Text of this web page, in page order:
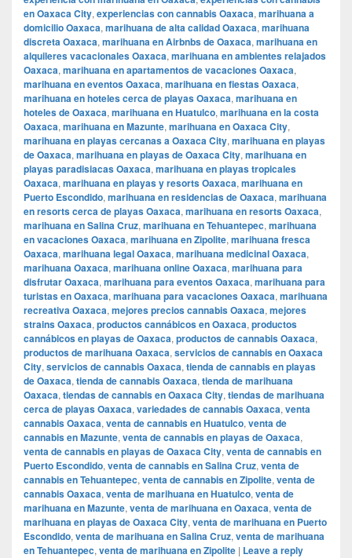
en Oaxaca City, experiencias con cannabis Oaxaca, marihuana a
domicilio Oaxaca, marihuana de alta calidad Oaxaca, marihuana
discreta Oaxaca, marihuana en Airbnbs de Oaxaca, marihuana en
alquileres vacacionales Oaxaca, marihuana en ambientes relajados
Oaxaca, marihuana en apartamentos de vacaciones Oaxaca,
marihuana en eventos Oaxaca, marihuana en fiestas Oaxaca,
marihuana en hoteles cerca de playas Oaxaca, marihuana en
hoteles de Oaxaca, marihuana en Huatulco, marihuana en la costa
Oaxaca, marihuana en Mazunte, marihuana en Oaxaca City,
marihuana en playas cercanas a Oaxaca City, marihuana en playas
de Oaxaca, marihuana en playas de Oaxaca City, marihuana en
playas paradisiacas Oaxaca, marihuana en playas tropicales
Oaxaca, marihuana en playas y resorts Oaxaca, marihuana en
Puerto Escondido, marihuana en residencias de Oaxaca, marihuana
en resorts cerca de playas Oaxaca, marihuana en resorts Oaxaca,
marihuana en Salina Cruz, marihuana en Tehuantepec, marihuana
en vacaciones Oaxaca, marihuana en Zipolite, marihuana fresca
Oaxaca, marihuana legal Oaxaca, marihuana medicinal Oaxaca,
marihuana Oaxaca, marihuana online Oaxaca, marihuana para
disfrutar Oaxaca, marihuana para eventos Oaxaca, marihuana para
turistas en Oaxaca, marihuana para vacaciones Oaxaca, marihuana
recreativa Oaxaca, mejores precios cannabis Oaxaca, mejores
strains Oaxaca, productos cannábicos en Oaxaca, productos
cannábicos en playas de Oaxaca, productos de cannabis Oaxaca,
productos de marihuana Oaxaca, servicios de cannabis en Oaxaca
City, servicios de cannabis Oaxaca, tienda de cannabis en playas
de Oaxaca, tienda de cannabis Oaxaca, tienda de marihuana
Oaxaca, tiendas de cannabis en Oaxaca City, tiendas de marihuana
cerca de playas Oaxaca, variedades de cannabis Oaxaca, venta
cannabis Oaxaca, venta de cannabis en Huatulco, venta de
cannabis en Mazunte, venta de cannabis en playas de Oaxaca,
venta de cannabis en playas de Oaxaca City, venta de cannabis en
Puerto Escondido, venta de cannabis en Salina Cruz, venta de
cannabis en Tehuantepec, venta de cannabis en Zipolite, venta de
cannabis Oaxaca, venta de marihuana en Huatulco, venta de
marihuana en Mazunte, venta de marihuana en Oaxaca, venta de
marihuana en playas de Oaxaca City, venta de marihuana en Puerto
Escondido, venta de marihuana en Salina Cruz, venta de marihuana
en Tehuantepec, venta de marihuana en Zipolite | Leave a reply